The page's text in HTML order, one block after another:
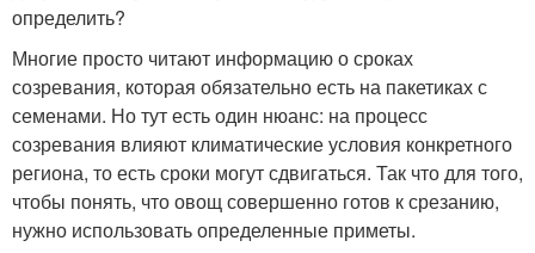
определить?
Многие просто читают информацию о сроках
созревания, которая обязательно есть на пакетиках с
семенами. Но тут есть один нюанс: на процесс
созревания влияют климатические условия конкретного
региона, то есть сроки могут сдвигаться. Так что для того,
чтобы понять, что овощ совершенно готов к срезанию,
нужно использовать определенные приметы.